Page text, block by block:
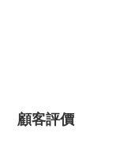
顧客評價